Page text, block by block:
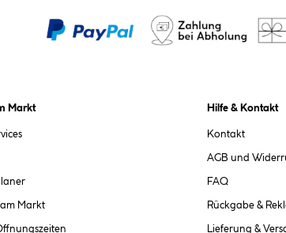
Markt
Markt
Hilfe & Kontakt
Kontakt
AGB und
FAQ
Rückgabe &
Lieferung &